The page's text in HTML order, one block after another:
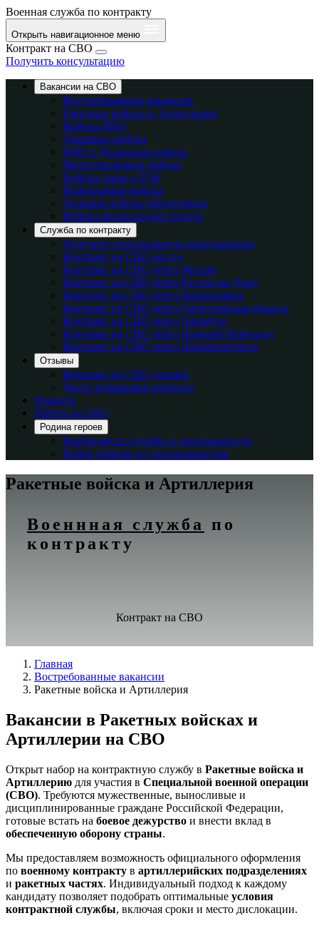
Военная служба по контракту
Открыть навигационное меню
Контракт на СВО
Получить консультацию
Вакансии на СВО
Востребованные вакансии
Ракетные войска и Артиллерия
Войска ПВО
Танковые войска
ВДВ и Десантные войска
Мотострелковые войска
Войска связи и РЭБ
Инженерные войска
Тыловые войска обеспечения
Войска беспилотных систем
Служба по контракту
Получите персональную консультацию
Контракт на СВО на год
Контракт на СВО через Москву
Контракт на СВО через Ростов-на-Дону
Контракт на СВО через Нижнекамск
Контракт на СВО через Свердловская область
Контракт на СВО через Оренбург
Контракт на СВО через Нижний Новгород
Контракт на СВО через Нижневартовск
Отзывы
Контракт на СВО отзывы
Часто задаваемые вопросы
Новости
Работа на СВО
Родина героев
Выбор места службы и специальности
Набор бойцов по специальностям
Ракетные войска и Артиллерия
Военнная служба по
контракту
Контракт на СВО
Главная
Востребованные вакансии
Ракетные войска и Артиллерия
Вакансии в Ракетных войсках и
Артиллерии на СВО
Открыт набор на контрактную службу в Ракетные войска и
Артиллерию для участия в Специальной военной операции
(СВО). Требуются мужественные, выносливые и
дисциплинированные граждане Российской Федерации,
готовые встать на боевое дежурство и внести вклад в
обеспеченную оборону страны.
Мы предоставляем возможность официального оформления
по военному контракту в артиллерийских подразделениях
и ракетных частях. Индивидуальный подход к каждому
кандидату позволяет подобрать оптимальные условия
контрактной службы, включая сроки и место дислокации.